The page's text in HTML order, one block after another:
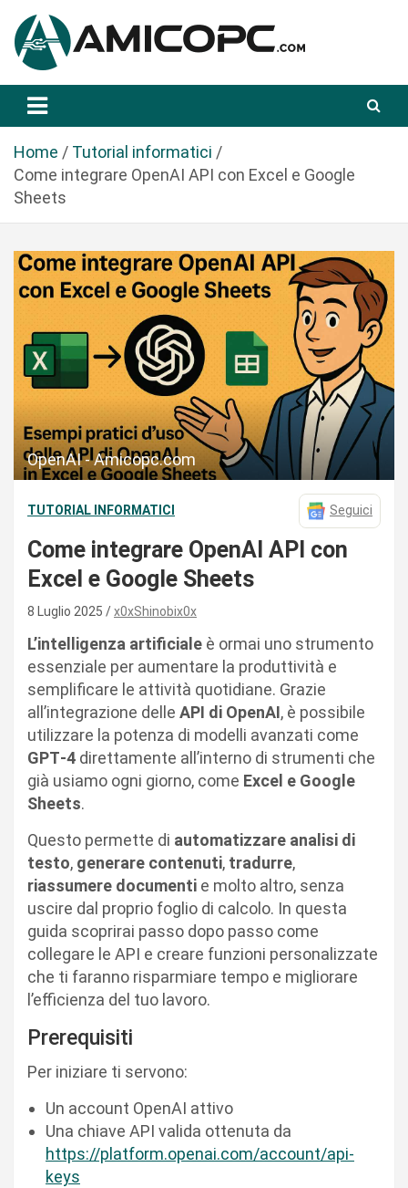
a
Amicopc.com
Home
Tutorial informatici
Come integrare OpenAI API con Excel e Google
Sheets
OpenAI - Amicopc.com
TUTORIAL INFORMATICI Seguici
Come integrare OpenAI API con
Excel e Google Sheets
8 Luglio 2025 x0xShinobix0x
L’intelligenza artificiale è ormai uno strumento
essenziale per aumentare la produttività e
semplificare le attività quotidiane. Grazie
all’integrazione delle API di OpenAI, è possibile
utilizzare la potenza di modelli avanzati come
GPT‑4 direttamente all’interno di strumenti che
già usiamo ogni giorno, come Excel e Google
Sheets.
Questo permette di automatizzare analisi di
testo, generare contenuti, tradurre,
riassumere documenti e molto altro, senza
uscire dal proprio foglio di calcolo. In questa
guida scoprirai passo dopo passo come
collegare le API e creare funzioni personalizzate
che ti faranno risparmiare tempo e migliorare
l’efficienza del tuo lavoro.
Prerequisiti
Per iniziare ti servono:
Un account OpenAI attivo
Una chiave API valida ottenuta da
https://platform.openai.com/account/api-
keys